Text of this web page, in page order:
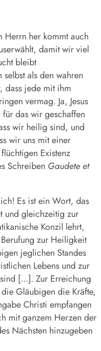
Herrn her kommt auch
damit wir viel
bleibt
als den wahren
dass jede mit ihm
vermag. Ja, Jesus
das wir geschaffen
wir heilig sind, und
wir uns mit einer
Existenz
Schreiben Gaudete et
Es ist ein Wort, das
und gleichzeitig zur
Konzil lehrt,
zur Heiligkeit
jeglichen Standes
Lebens und zur
[…]. Zur Erreichung
Gläubigen die Kräfte,
Christi empfangen
mit ganzem Herzen der
Nächsten hinzugeben